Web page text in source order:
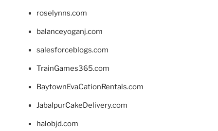
roselynns.com
balanceyoganj.com
salesforceblogs.com
TrainGames365.com
BaytownEvaCationRentals.com
JabalpurCakeDelivery.com
halobjd.com